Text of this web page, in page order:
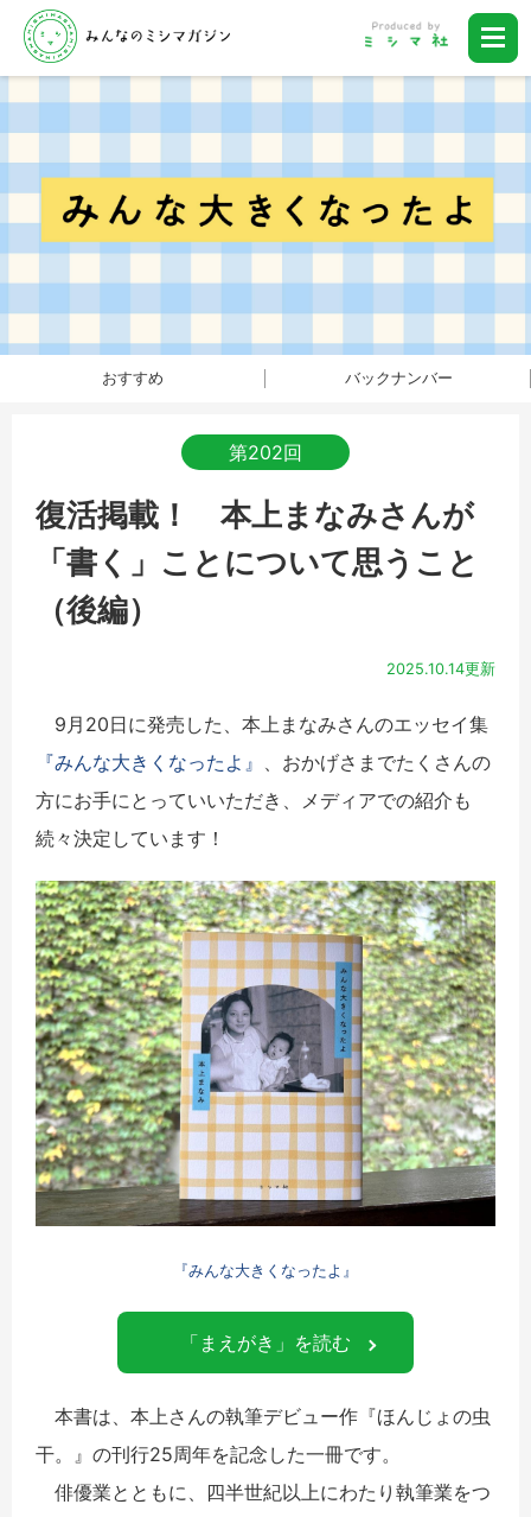
おすすめ バックナンバー
第202回
復活掲載！ 本上まなみさんが
「書く」ことについて思うこと
（後編）
2025.10.14更新
9月20日に発売した、本上まなみさんのエッセイ集
『みんな大きくなったよ』 、おかげさまでたくさんの
方にお手にとっていいただき、メディアでの紹介も
続々決定しています！
『みんな大きくなったよ』
「まえがき」を読む
本書は、本上さんの執筆デビュー作『ほんじょの虫
干。』の刊行25周年を記念した一冊です。
俳優業とともに、四半世紀以上にわたり執筆業をつ